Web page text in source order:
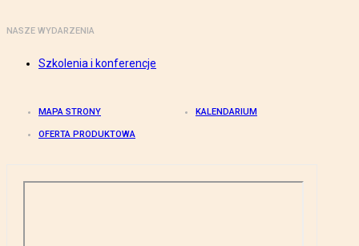
NASZE WYDARZENIA
Szkolenia i konferencje
MAPA STRONY KALENDARIUM
OFERTA PRODUKTOWA